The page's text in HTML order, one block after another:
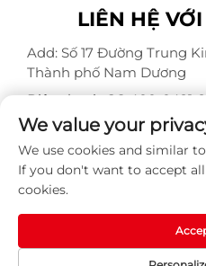
LIÊN HỆ
Add: Số 17 Đường Trung
Thành phố Nam Dương
Điện thoại:+86-400-0491-
Email:[email protected]
Bản quyền © Công ty
mật-
We value your
We use cookies and similar
If you don't want to accept
cookies.